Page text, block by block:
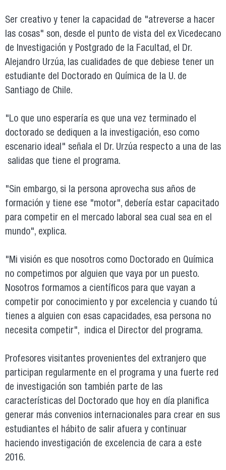
Ser creativo y tener la capacidad de "atreverse a hacer
las cosas" son, desde el punto de vista del ex Vicedecano
de Investigación y Postgrado de la Facultad, el Dr.
Alejandro Urzúa, las cualidades de que debiese tener un
estudiante del Doctorado en Química de la U. de
Santiago de Chile.
"Lo que uno esperaría es que una vez terminado el
doctorado se dediquen a la investigación, eso como
escenario ideal" señala el Dr. Urzúa respecto a una de las
salidas que tiene el programa.
"Sin embargo, si la persona aprovecha sus años de
formación y tiene ese "motor", debería estar capacitado
para competir en el mercado laboral sea cual sea en el
mundo", explica.
"Mi visión es que nosotros como Doctorado en Química
no competimos por alguien que vaya por un puesto.
Nosotros formamos a científicos para que vayan a
competir por conocimiento y por excelencia y cuando tú
tienes a alguien con esas capacidades, esa persona no
necesita competir", indica el Director del programa.
Profesores visitantes provenientes del extranjero que
participan regularmente en el programa y una fuerte red
de investigación son también parte de las
características del Doctorado que hoy en día planifica
generar más convenios internacionales para crear en sus
estudiantes el hábito de salir afuera y continuar
haciendo investigación de excelencia de cara a este
2016.